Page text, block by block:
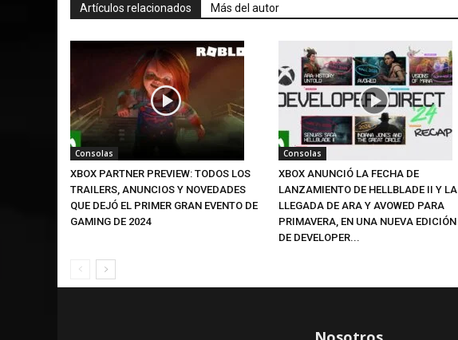
Artículos relacionados Más del autor
Consolas
XBOX PARTNER PREVIEW: TODOS LOS
TRAILERS, ANUNCIOS Y NOVEDADES
QUE DEJÓ EL PRIMER GRAN EVENTO DE
GAMING DE 2024
Consolas
XBOX ANUNCIÓ LA FECHA DE
LANZAMIENTO DE HELLBLADE II Y LA
LLEGADA DE ARA Y AVOWED PARA
PRIMAVERA, EN UNA NUEVA EDICIÓN
DE DEVELOPER...